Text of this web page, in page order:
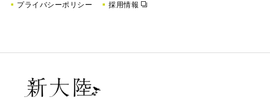
プライバシーポリシー 採用情報